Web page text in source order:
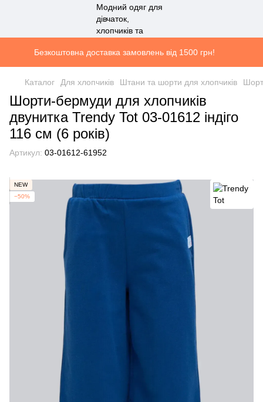
Безкоштовна доставка замовлень від 1500 грн!
Каталог Для хлопчиків Штани та шорти для хлопчиків
Шорти-бермуди для хлопчиків
двунитка Trendy Tot 03-01612 індіго
116 см (6 років)
Артикул: 03-01612-61952
NEW
−50%